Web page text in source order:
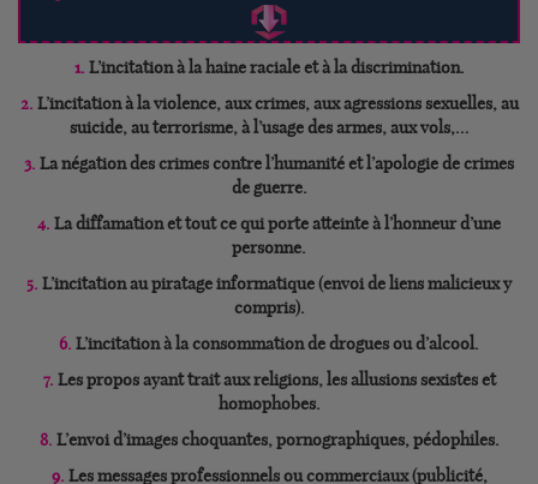
1. L’incitation à la haine raciale et à la discrimination.
2. L’incitation à la violence, aux crimes, aux agressions sexuelles, au
suicide, au terrorisme, à l’usage des armes, aux vols,…
3. La négation des crimes contre l’humanité et l’apologie de crimes
de guerre.
4. La diffamation et tout ce qui porte atteinte à l’honneur d’une
personne.
5. L’incitation au piratage informatique (envoi de liens malicieux y
compris).
6. L’incitation à la consommation de drogues ou d’alcool.
7. Les propos ayant trait aux religions, les allusions sexistes et
homophobes.
8. L’envoi d’images choquantes, pornographiques, pédophiles.
9. Les messages professionnels ou commerciaux (publicité,